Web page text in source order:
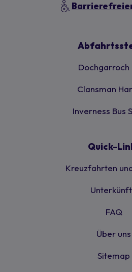
Dochgarroch
Clansman
Inverness Bus
Quick-
Kreuzfahrten
FAQ
Über uns
Sitemap